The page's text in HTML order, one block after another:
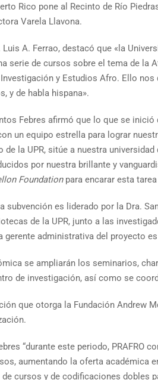
Rico pone al Recinto de Río
Varela Llavona.
Luis A. Ferrao, destacó que «la
serie de cursos sobre el tema de la
y Estudios Afro. Ello
y de habla hispana».
Febres afirmó que lo que se
un equipo estrella para lograr
de la UPR, sitúe a nuestra
por nuestra brillante y
Foundationpara encarar esta
subvención es liderado por la Dra.
de la UPR, junto a las
gerente administrativa del proyecto
se ampliarán los seminarios,
de investigación, así como se
que otorga la Fundación Andrew
“durante este periodo,
aumentando la oferta académica
cursos y de codificaciones dobles